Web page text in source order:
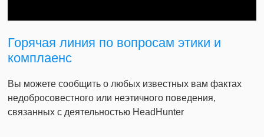
Горячая линия по вопросам этики и
комплаенс
Вы можете сообщить о любых известных вам фактах
недобросовестного или неэтичного поведения,
связанных с деятельностью HeadHunter